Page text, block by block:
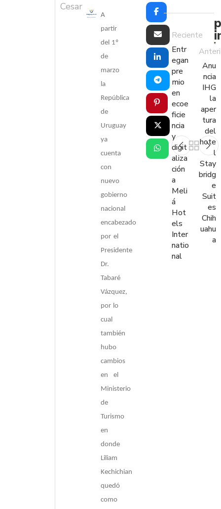
Cesar
A
partir
del 1º
de
marzo
la
República
de
Uruguay
ya
cuenta
con
nuevo
gobierno
nacional
encabezado
por el
Presidente
Dr.
Tabaré
Vázquez,
por lo
cual
también
hubo
cambios
en el
Ministerio
de
Turismo
en
donde
Liliam
Kechichian
quedó
como
Reciente
Entr
egan
pre
mio
en
ecoe
ficie
ncia
y
digit
aliza
ción
a
Meli
á
Hot
els
Inter
natio
nal
Anu
ncia
IHG
la
aper
tura
del
hote
l
Stay
bridg
e
Suit
es
Chih
uahu
a